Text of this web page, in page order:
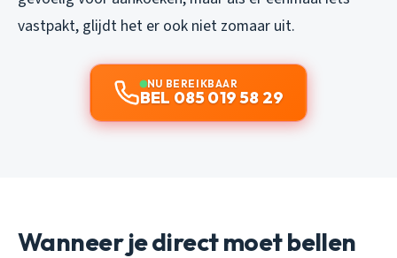
vastpakt, glijdt het er ook niet zomaar uit.
NU BEREIKBAAR
BEL 085 019 58 29
Wanneer je direct moet bellen